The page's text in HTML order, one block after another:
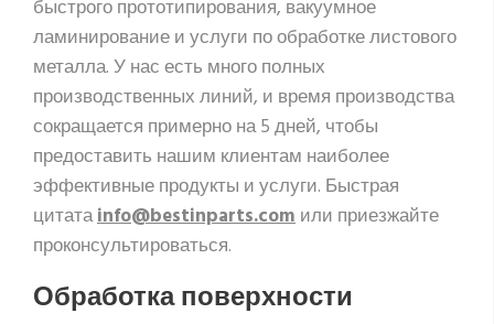
быстрого прототипирования, вакуумное
ламинирование и услуги по обработке листового
металла. У нас есть много полных
производственных линий, и время производства
сокращается примерно на 5 дней, чтобы
предоставить нашим клиентам наиболее
эффективные продукты и услуги. Быстрая
цитатаinfo@bestinparts.comили приезжайте
проконсультироваться.
Обработка поверхности